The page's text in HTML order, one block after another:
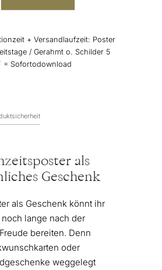
+ Versandlaufzeit: Poster
/ Gerahmt o. Schilder 5
= Sofortodownload
als
Geschenk
als Geschenk könnt ihr
lange nach der
bereiten. Denn
oder
weggelegt